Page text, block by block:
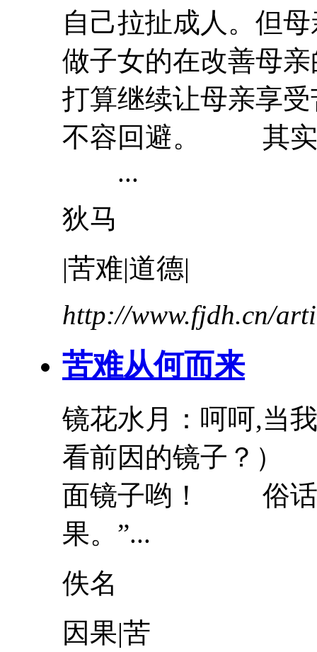
自己拉扯成人。但
做子女的在改善母
打算继续让母亲享受
不容回避。 其
...
狄马
|苦难|道德|
http://www.fjdh.cn/
苦难从何而来
镜花水月：呵呵,当
看前因的镜子？）
面镜子哟！ 俗话
果。”...
佚名
因果|苦